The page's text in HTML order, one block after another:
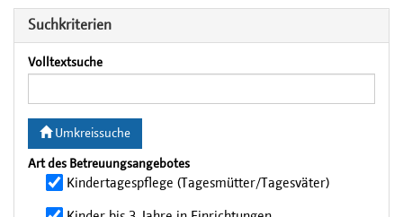
Suchkriterien
Volltextsuche
Umkreissuche
Art des Betreuungsangebotes
Kindertagespflege (Tagesmütter/Tagesväter)